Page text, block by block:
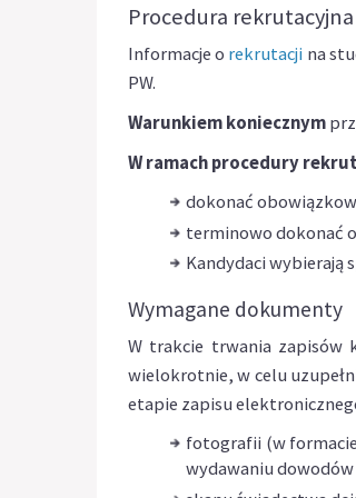
Procedura rekrutacyjna
Informacje o rekrutacji na
PW.
Warunkiem koniecznym
W ramach procedury
dokonać
terminowo dokonać
Kandydaci wybierają
Wymagane dokumenty
W trakcie trwania zapisów
wielokrotnie, w celu
etapie zapisu
fotografii (w
wydawaniu